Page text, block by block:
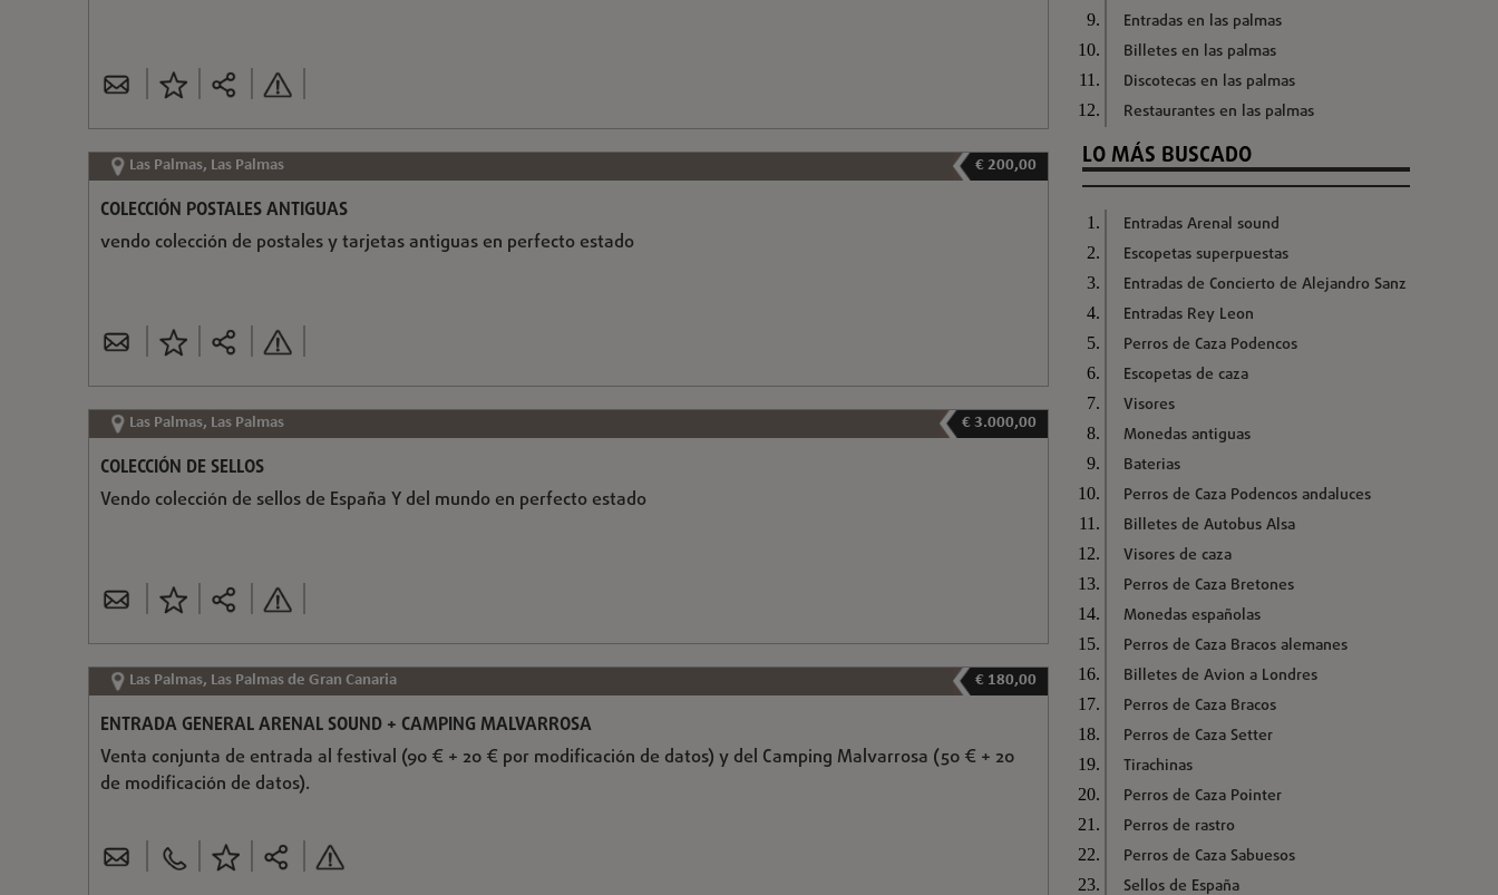
Las Palmas, Las Palmas € 200,00
COLECCIÓN POSTALES ANTIGUAS
vendo colección de postales y tarjetas antiguas en perfecto estado
Las Palmas, Las Palmas € 3.000,00
COLECCIÓN DE SELLOS
Vendo colección de sellos de España Y del mundo en perfecto estado
Las Palmas, Las Palmas de Gran Canaria € 180,00
ENTRADA GENERAL ARENAL SOUND + CAMPING MALVARROSA
Venta conjunta de entrada al festival (90 € + 20 € por modificación de datos) y del Camping Malvarrosa (50 € + 20
de modificación de datos).
Entradas en las palmas
Billetes en las palmas
Discotecas en las palmas
Restaurantes en las palmas
LO MÁS BUSCADO
Entradas Arenal sound
Escopetas superpuestas
Entradas de Concierto de Alejandro Sanz
Entradas Rey Leon
Perros de Caza Podencos
Escopetas de caza
Visores
Monedas antiguas
Baterias
Perros de Caza Podencos andaluces
Billetes de Autobus Alsa
Visores de caza
Perros de Caza Bretones
Monedas españolas
Perros de Caza Bracos alemanes
Billetes de Avion a Londres
Perros de Caza Bracos
Perros de Caza Setter
Tirachinas
Perros de Caza Pointer
Perros de rastro
Perros de Caza Sabuesos
Sellos de España